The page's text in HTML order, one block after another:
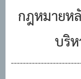
กฎหมายห
บริ